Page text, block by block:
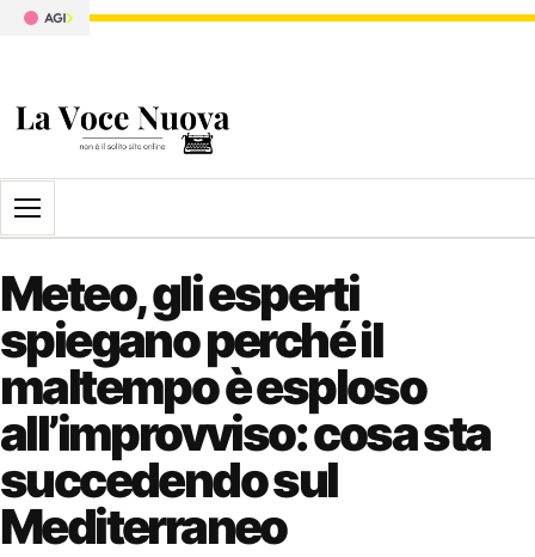
Apri il menu
Meteo, gli esperti
spiegano perché il
maltempo è esploso
all’improvviso: cosa sta
succedendo sul
Mediterraneo